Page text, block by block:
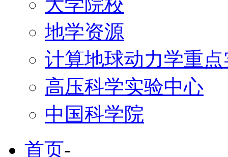
地学资源
计算地球动力学重
高压科学实验中心
中国科学院
首页-